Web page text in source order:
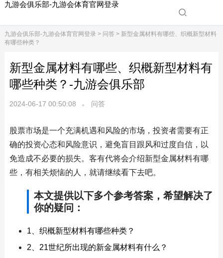
九游会俱乐部-九游会体育官网登录
九游会俱乐部-九游会体育官网登录> 问答 > 新型金属材料有哪些、织概新型材料
有哪些种类？
新型金属材料有哪些、织概新型材料有
哪些种类？-九游会俱乐部
2024-06-17 00:50:08 问答
股票市场是一个充满机遇和风险的市场，投资者需要有正
确的投资心态和风险意识，避免盲目跟风和过度自信，以
免造成不必要的损失。客有代将会介绍新型金属材料有哪
些，有相关烦恼的人，就请继续看下去吧。
本文提供以下多个参考答案，希望解决了
你的疑问：
1、织概新型材料有哪些种类？
2、21世纪所出现的新金属材料有什么？